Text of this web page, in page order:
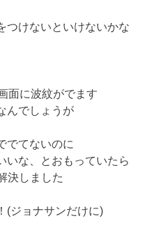
つけないといけないかな
面に波紋がでます
んでしょうが
でてないのに
いな、とおもっていたら
決しました
(ジョナサンだけに)